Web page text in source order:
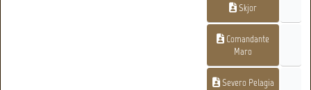
Skjor
Comandante
Maro
Severo Pelagia